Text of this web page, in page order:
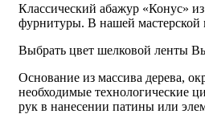
Классический абажур «Конус»
фурнитуры. В нашей мастерской
Выбрать цвет шелковой ленты
Основание из массива дерева,
необходимые технологические
рук в нанесении патины или